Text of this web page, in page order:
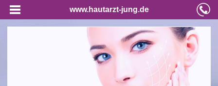
www.hautarzt-jung.de